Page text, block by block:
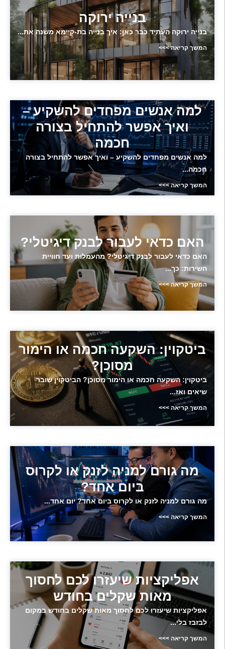
בנייה ירוקה
בנייה ירוקה העתיד כבר כאן: איך בנייה בת-קיימא משנה את...
המשך קריאה >>>
למה אנשים מפחדים להשקיע –
ואיך אפשר להתחיל בצורה
חכמה
למה אנשים מפחדים להשקיע – ואיך אפשר להתחיל בצורה
חכמה...
המשך קריאה >>>
האם כדאי לעבור לבנק דיגיטלי?
האם כדאי לעבור לבנק דיגיטלי? מהעמלות ועד חוויית
השירות: כך...
המשך קריאה >>>
ביטקוין: השקעה חכמה או הימור
מסוכן?
ביטקוין: השקעה חכמה או הימור מסוכן? הביטקוין שובר
שיאים ואז...
המשך קריאה >>>
מה גורם למניה לזנק או לקרוס
ביום אחד?
מה גורם למניה לזנק או לקרוס ביום אחד? יום אחד...
המשך קריאה >>>
אפליקציות שיעזרו לכם לחסוך
מאות שקלים בחודש
אפליקציות שיעזרו לכם לחסוך מאות שקלים בחודש במקום
לבזבז בלי...
המשך קריאה >>>